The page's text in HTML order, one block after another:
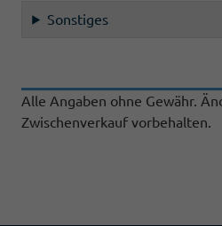
Sonstiges
Alle Angaben ohne Gewähr.
Zwischenverkauf vorbehalten.